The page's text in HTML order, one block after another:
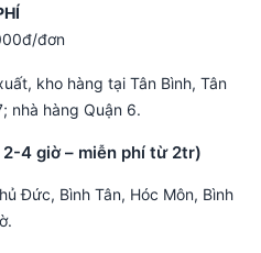
đơn
kho hàng tại Tân Bình, Tân
nhà hàng Quận 6.
4 giờ – miễn phí từ 2tr)
Đức, Bình Tân, Hóc Môn, Bình